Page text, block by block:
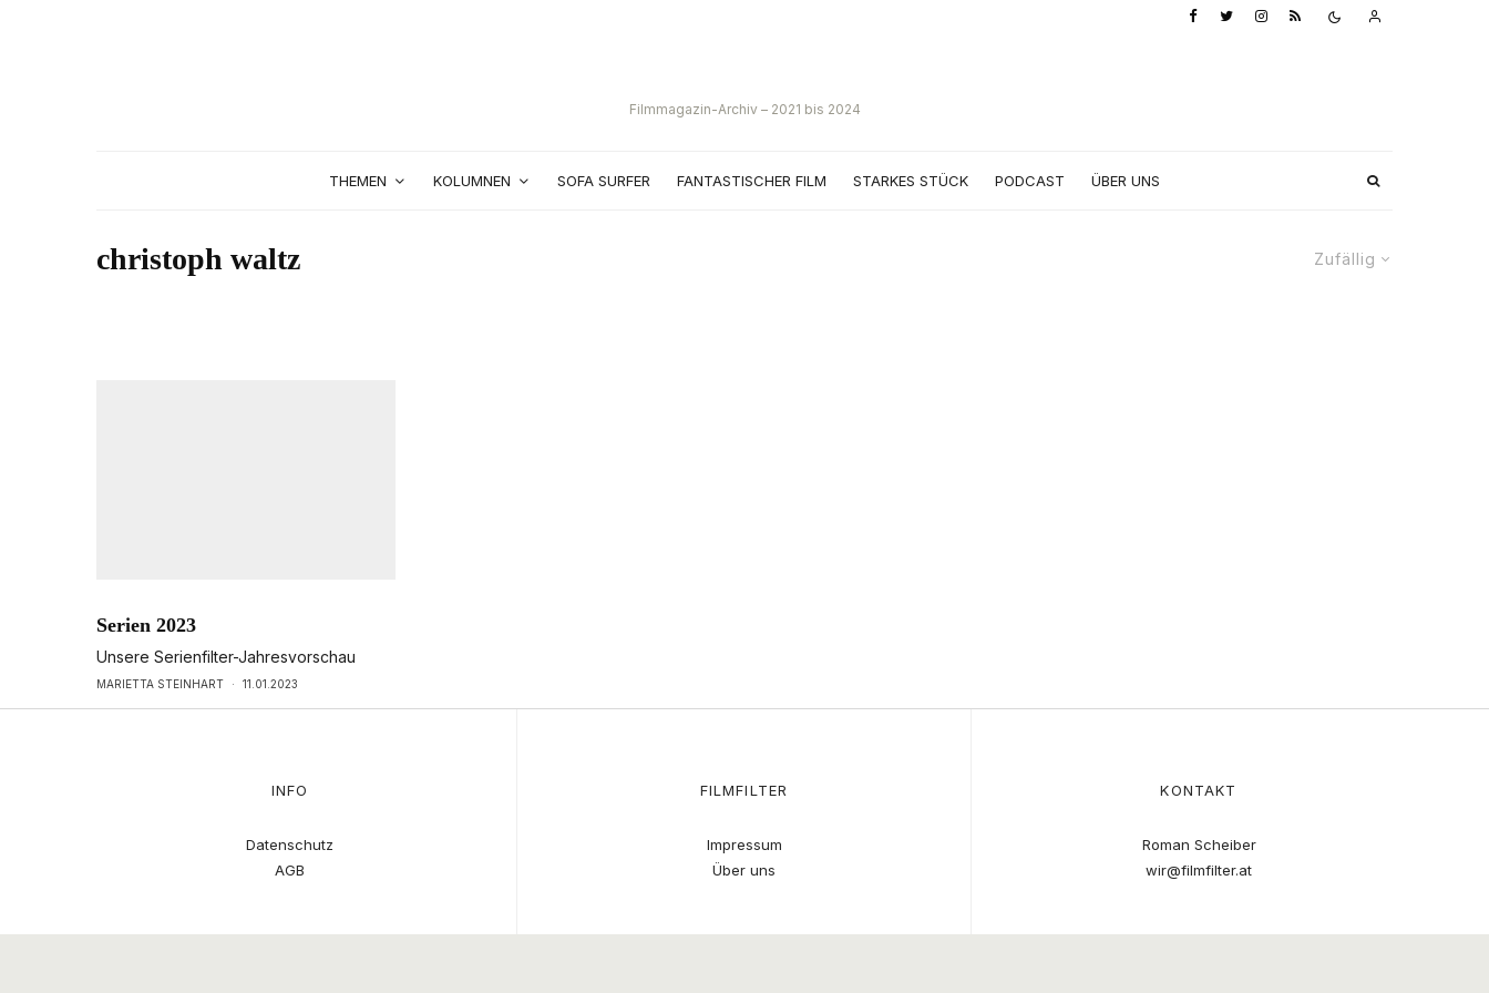
Filmmagazin-Archiv – 2021 bis 2024
THEMEN KOLUMNEN SOFA SURFER FANTASTISCHER FILM STARKES STÜCK PODCAST ÜBER UNS
Zufällig
christoph waltz
Serien 2023
Unsere Serienfilter-Jahresvorschau
MARIETTA STEINHART · 11.01.2023
INFO
Datenschutz
AGB
FILMFILTER
Impressum
Über uns
KONTAKT
Roman Scheiber
wir@filmfilter.at